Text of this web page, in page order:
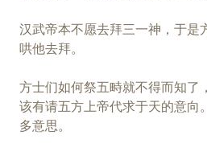
汉武帝本不愿去拜三一神，于是
哄他去拜。
方士们如何祭五畤就不得而知了
该有请五方上帝代求于天的意向
多意思。